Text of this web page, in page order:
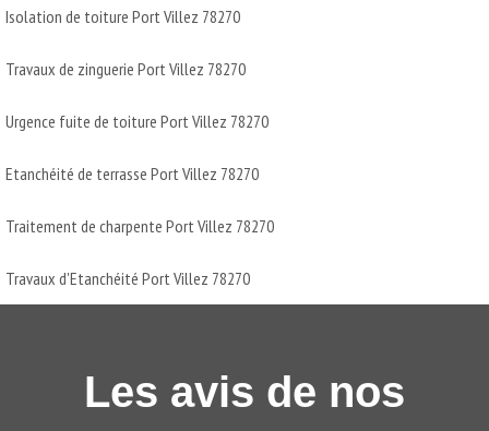
Isolation de toiture Port Villez 78270
Travaux de zinguerie Port Villez 78270
Urgence fuite de toiture Port Villez 78270
Etanchéité de terrasse Port Villez 78270
Traitement de charpente Port Villez 78270
Travaux d'Etanchéité Port Villez 78270
Les avis de nos